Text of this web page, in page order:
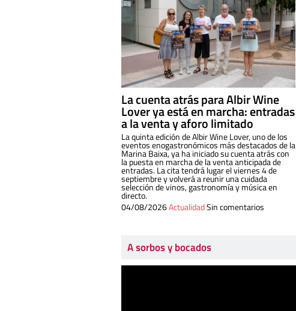
La cuenta atrás para Albir Wine
Lover ya está en marcha: entradas
a la venta y aforo limitado
La quinta edición de Albir Wine Lover, uno de los
eventos enogastronómicos más destacados de la
Marina Baixa, ya ha iniciado su cuenta atrás con
la puesta en marcha de la venta anticipada de
entradas. La cita tendrá lugar el viernes 4 de
septiembre y volverá a reunir una cuidada
selección de vinos, gastronomía y música en
directo.
04/08/2026ActualidadSin comentarios
A sorbos y bocados